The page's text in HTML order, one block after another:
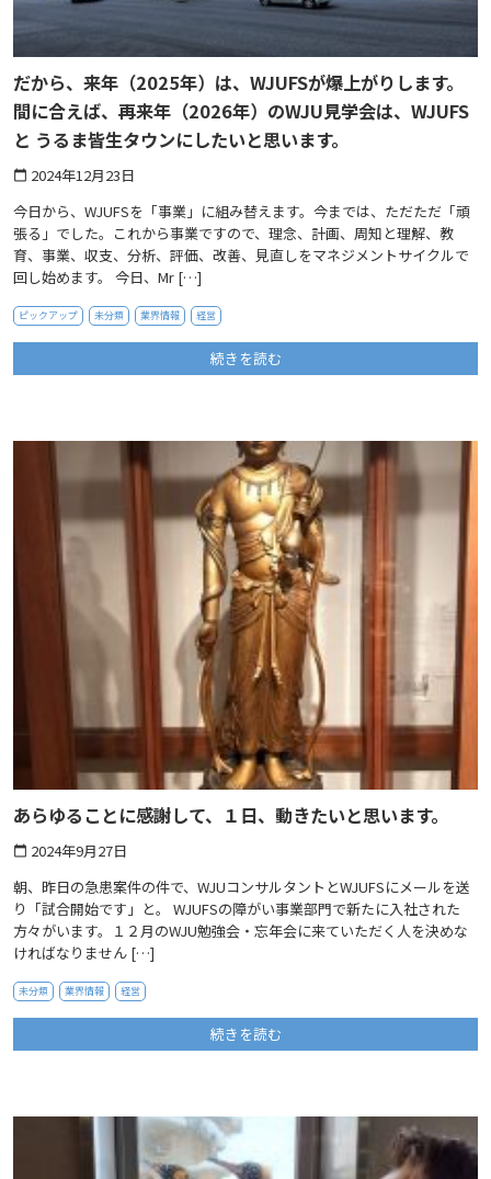
だから、来年（2025年）は、WJUFSが爆上がりします。
間に合えば、再来年（2026年）のWJU見学会は、WJUFS
と うるま皆生タウンにしたいと思います。
calendar_today 2024年12月23日
今日から、WJUFSを「事業」に組み替えます。今までは、ただただ「頑
張る」でした。これから事業ですので、理念、計画、周知と理解、教
育、事業、収支、分析、評価、改善、見直しをマネジメントサイクルで
回し始めます。 今日、Mr […]
ピックアップ 未分類 業界情報 経営
続きを読む
あらゆることに感謝して、１日、動きたいと思います。
calendar_today 2024年9月27日
朝、昨日の急患案件の件で、WJUコンサルタントとWJUFSにメールを送
り「試合開始です」と。 WJUFSの障がい事業部門で新たに入社された
方々がいます。１２月のWJU勉強会・忘年会に来ていただく人を決めな
ければなりません […]
未分類 業界情報 経営
続きを読む